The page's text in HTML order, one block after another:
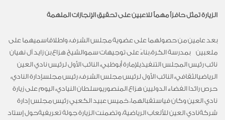
الزيارة تمثل حافزاً مهماً للاعبين على تحقيق الإنجازات الملهمة
بعد عامينمنحصولهما على عضويةمجلسالشرف،واطلاق اسميهما على
ملعبين
بمدرسةالكرة،بناءً علىتوجيهات سموالشيخ هزاعبنزايد آلنهيان
نائبرئيسالمجلسالتنفيذي لإمارة أبوظبي،النائبالأوللرئيسناديالعين
الرياضيالثقافي،النائبالأوللرئيسمجلسالشرف،رئيسمجلس إدارةالنادي،
حرصرائدا الفضاء الدوليين هزاعالمنصوري وسلطانالنيادي،اليوم علىزيارة
ناديالعينوكانفياستقبالهما،خميس عبيد الكعبيرئيسمجلسإدارة
شركةناديالعينللألعابالرياضية،وتضمنتالزيارةجولةتعريفيةحولإستاد